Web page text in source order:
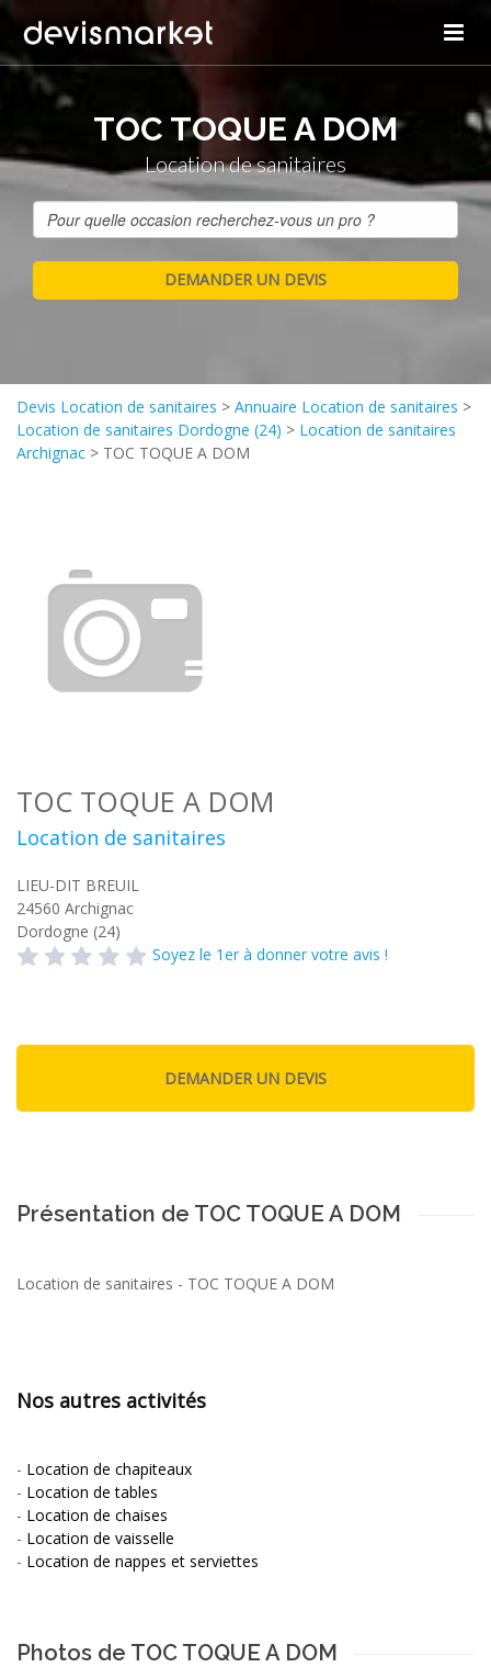
TOC TOQUE A DOM
Location de sanitaires
Devis Location de sanitaires > Annuaire Location de sanitaires >
Location de sanitaires Dordogne (24) > Location de sanitaires
Archignac > TOC TOQUE A DOM
TOC TOQUE A DOM
Location de sanitaires
LIEU-DIT BREUIL
24560 Archignac
Dordogne (24)
Soyez le 1er à donner votre avis !
Présentation de TOC TOQUE A DOM
Location de sanitaires - TOC TOQUE A DOM
Nos autres activités
- Location de chapiteaux
- Location de tables
- Location de chaises
- Location de vaisselle
- Location de nappes et serviettes
Photos de TOC TOQUE A DOM